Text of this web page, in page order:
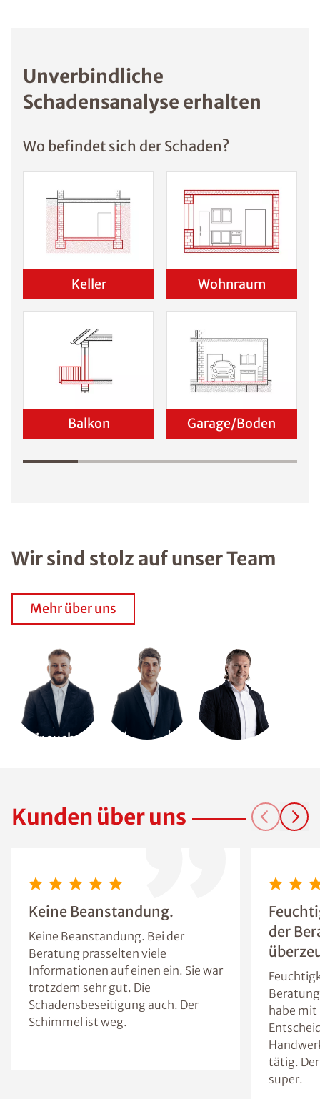
Unverbindliche
Schadensanalyse erhalten
Wo befindet sich der Schaden?
Keller Wohnraum
Balkon Garage/Boden
Wir sind stolz auf unser Team
Mehr über uns
Wir suchen
Kunden über uns
Keine Beanstandung.
Keine Beanstandung. Bei der
Beratung prasselten viele
Informationen auf einen ein. Sie war
trotzdem sehr gut. Die
Schadensbeseitigung auch. Der
Schimmel ist weg.
der
habe
tätig.
super.